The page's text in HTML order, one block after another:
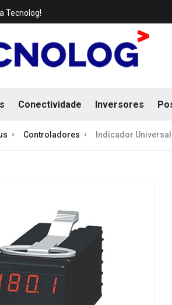
Tecnolog!
Conectividade Inversores
Controladores Indicador Universal